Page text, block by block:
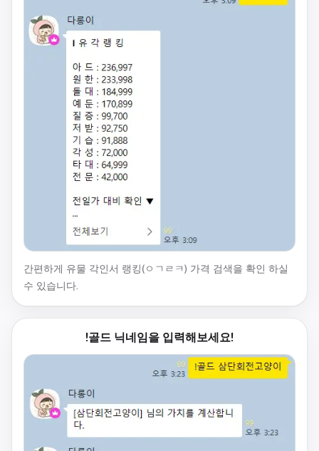
간편하게 유물 각인서 랭킹(ㅇㄱㄹㅋ) 가격 검색을 확인 하실
수 있습니다.
!골드 닉네임을 입력해보세요!